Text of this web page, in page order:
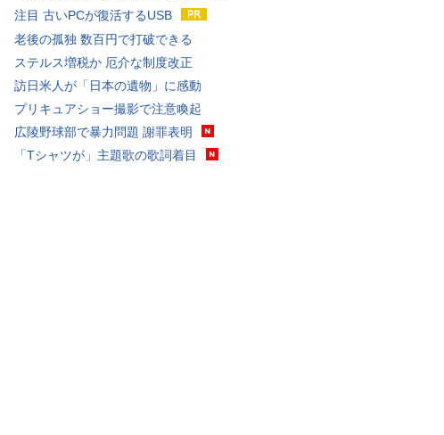
注目 古いPCが復活するUSB
老後の孤独 数百円で打破できる
ステルス増税か 厄介な制度改正
訪日米人が「日本の遺物」に感動
プリキュアショー撮影で注意喚起
広陵野球部で暴力問題 謝罪表明
「Tシャツが」主題歌の歌詞着目